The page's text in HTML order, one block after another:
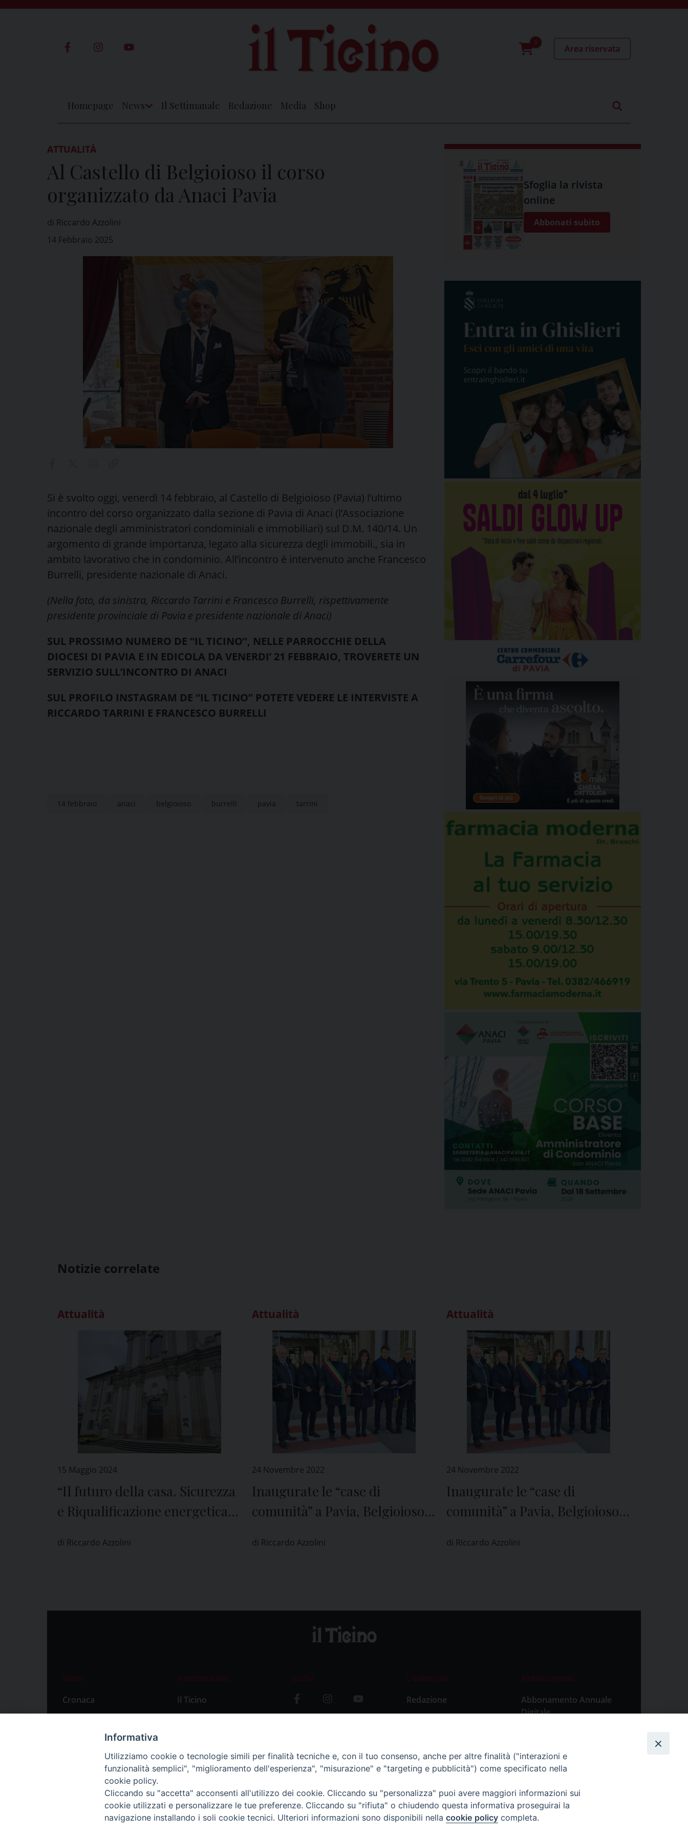
0
Area riservata
Homepage News Il Settimanale Redazione Media Shop
ATTUALITÀ
Al Castello di Belgioioso il corso
organizzato da Anaci Pavia
di Riccardo Azzolini
14 Febbraio 2025
Si è svolto oggi, venerdì 14 febbraio, al Castello di Belgioioso (Pavia) l’ultimo
incontro del corso organizzato dalla sezione di Pavia di Anaci (l’Associazione
nazionale degli amministratori condominiali e immobiliari) sul D.M. 140/14. Un
argomento di grande importanza, legato alla sicurezza degli immobili., sia in
ambito lavorativo che in condominio. All’incontro è intervenuto anche Francesco
Burrelli, presidente nazionale di Anaci.
(Nella foto, da sinistra, Riccardo Tarrini e Francesco Burrelli, rispettivamente
presidente provinciale di Pavia e presidente nazionale di Anaci)
SUL PROSSIMO NUMERO DE “IL TICINO”, NELLE PARROCCHIE DELLA
DIOCESI DI PAVIA E IN EDICOLA DA VENERDI’ 21 FEBBRAIO, TROVERETE UN
SERVIZIO SULL’INCONTRO DI ANACI
SUL PROFILO INSTAGRAM DE “IL TICINO” POTETE VEDERE LE INTERVISTE A
RICCARDO TARRINI E FRANCESCO BURRELLI
14 febbraio anaci belgioioso burrelli pavia tarrini
Sfoglia la rivista
online
Abbonati subito
Notizie correlate
Attualità
15 Maggio 2024
“Il futuro della casa. Sicurezza
e Riqualificazione energetica
Anaci e Uppi
di Riccardo Azzolini
Attualità
24 Novembre 2022
Inaugurate le “case di
comunità” a Pavia, Belgioioso e
di Riccardo Azzolini
Attualità
24 Novembre 2022
Inaugurate le “case di
comunità” a Pavia, Belgioioso e
di Riccardo Azzolini
News
Cronaca
Attualità
Primo Piano
Il settimanale
Il Ticino
Abbonamenti
Social
L’editoriale
Redazione
Storia
Abbonamenti
Abbonamento Annuale
Digitale
Abbonamento Singola
Copia Digitale
Informativa
Utilizziamo cookie o tecnologie simili per finalità tecniche e, con il tuo consenso, anche per altre finalità ("interazioni e
funzionalità semplici", "miglioramento dell'esperienza", "misurazione" e "targeting e pubblicità") come specificato nella
cookie policy.
Cliccando su "accetta" acconsenti all'utilizzo dei cookie. Cliccando su "personalizza" puoi avere maggiori informazioni sui
cookie utilizzati e personalizzare le tue preferenze. Cliccando su "rifiuta" o chiudendo questa informativa proseguirai la
navigazione installando i soli cookie tecnici. Ulteriori informazioni sono disponibili nella cookie policy completa.